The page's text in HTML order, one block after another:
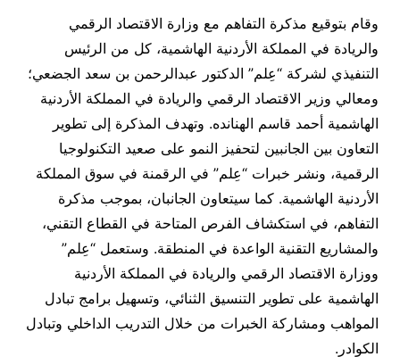
وقام بتوقيع مذكرة التفاهم مع وزارة الاقتصاد الرقمي
والريادة في المملكة الأردنية الهاشمية، كل من الرئيس
التنفيذي لشركة “عِلم” الدكتور عبدالرحمن بن سعد الجضعي؛
ومعالي وزير الاقتصاد الرقمي والريادة في المملكة الأردنية
الهاشمية أحمد قاسم الهنانده. وتهدف المذكرة إلى تطوير
التعاون بين الجانبين لتحفيز النمو على صعيد التكنولوجيا
الرقمية، ونشر خبرات “عِلم” في الرقمنة في سوق المملكة
الأردنية الهاشمية. كما سيتعاون الجانبان، بموجب مذكرة
التفاهم، في استكشاف الفرص المتاحة في القطاع التقني،
والمشاريع التقنية الواعدة في المنطقة. وستعمل “عِلم”
ووزارة الاقتصاد الرقمي والريادة في المملكة الأردنية
الهاشمية على تطوير التنسيق الثنائي، وتسهيل برامج تبادل
المواهب ومشاركة الخبرات من خلال التدريب الداخلي وتبادل
الكوادر.